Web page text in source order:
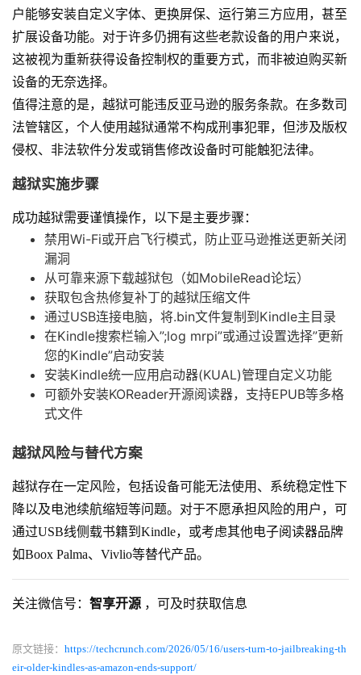
户能够安装自定义字体、更换屏保、运行第三方应用，甚至
扩展设备功能。对于许多仍拥有这些老款设备的用户来说，
这被视为重新获得设备控制权的重要方式，而非被迫购买新
设备的无奈选择。
值得注意的是，越狱可能违反亚马逊的服务条款。在多数司
法管辖区，个人使用越狱通常不构成刑事犯罪，但涉及版权
侵权、非法软件分发或销售修改设备时可能触犯法律。
越狱实施步骤
成功越狱需要谨慎操作，以下是主要步骤：
禁用Wi-Fi或开启飞行模式，防止亚马逊推送更新关闭
漏洞
从可靠来源下载越狱包（如MobileRead论坛）
获取包含热修复补丁的越狱压缩文件
通过USB连接电脑，将.bin文件复制到Kindle主目录
在Kindle搜索栏输入”;log mrpi”或通过设置选择”更新
您的Kindle”启动安装
安装Kindle统一应用启动器(KUAL)管理自定义功能
可额外安装KOReader开源阅读器，支持EPUB等多格
式文件
越狱风险与替代方案
越狱存在一定风险，包括设备可能无法使用、系统稳定性下
降以及电池续航缩短等问题。对于不愿承担风险的用户，可
通过USB线侧载书籍到Kindle，或考虑其他电子阅读器品牌
如Boox Palma、Vivlio等替代产品。
关注微信号： 智享开源 ，可及时获取信息
原文链接： https://techcrunch.com/2026/05/16/users-turn-to-jailbreaking-th
eir-older-kindles-as-amazon-ends-support/